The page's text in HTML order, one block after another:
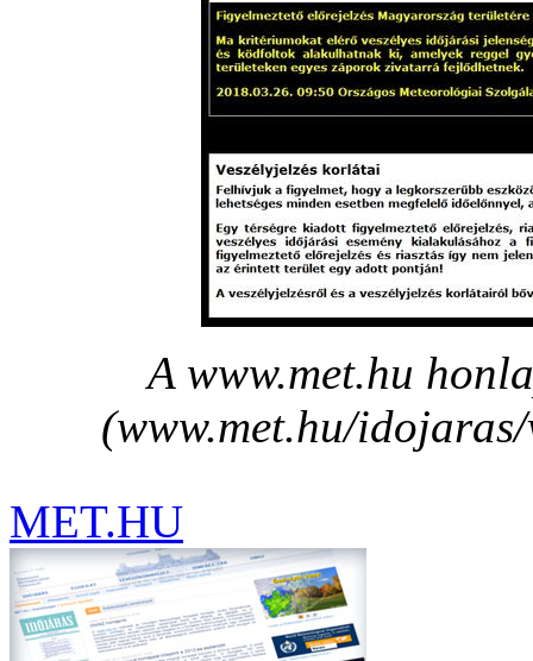
A www.met.hu
(www.met.hu/
MET.HU